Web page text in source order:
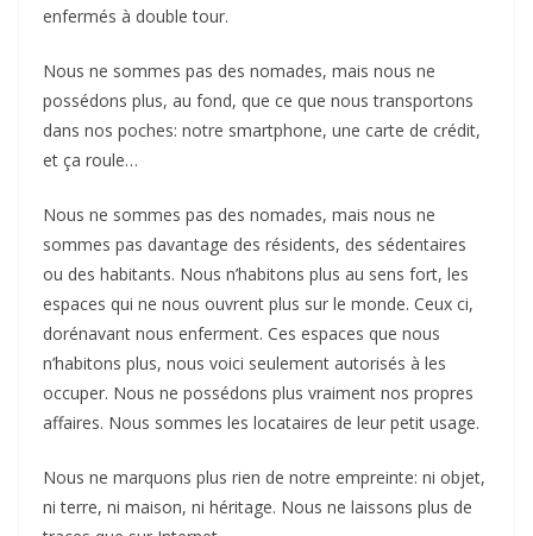
enfermés à double tour.
Nous ne sommes pas des nomades, mais nous ne
possédons plus, au fond, que ce que nous transportons
dans nos poches: notre smartphone, une carte de crédit,
et ça roule…
Nous ne sommes pas des nomades, mais nous ne
sommes pas davantage des résidents, des sédentaires
ou des habitants. Nous n’habitons plus au sens fort, les
espaces qui ne nous ouvrent plus sur le monde. Ceux ci,
dorénavant nous enferment. Ces espaces que nous
n’habitons plus, nous voici seulement autorisés à les
occuper. Nous ne possédons plus vraiment nos propres
affaires. Nous sommes les locataires de leur petit usage.
Nous ne marquons plus rien de notre empreinte: ni objet,
ni terre, ni maison, ni héritage. Nous ne laissons plus de